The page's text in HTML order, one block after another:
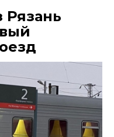
Рязань